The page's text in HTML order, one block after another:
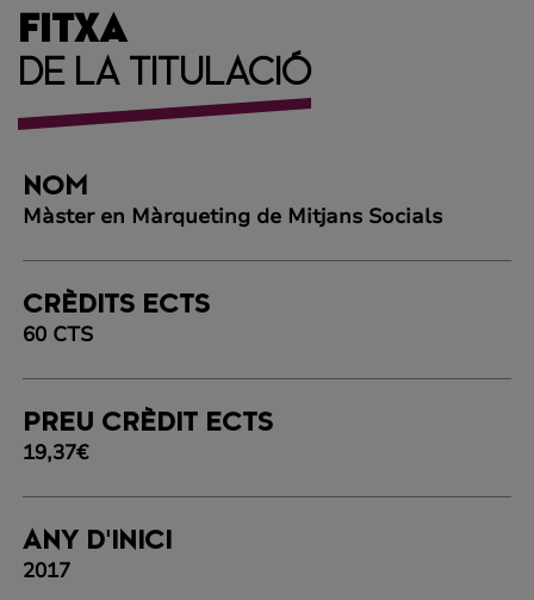
FITXA
DE LA TITULACIÓ
NOM
Màster en Màrqueting de Mitjans Socials
CRÈDITS ECTS
60 CTS
PREU CRÈDIT ECTS
19,37€
ANY D'INICI
2017